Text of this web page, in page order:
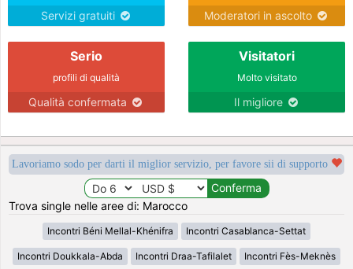
Servizi gratuiti Moderatori in ascolto
Serio
profili di qualità
Qualità confermata
Visitatori
Molto visitato
Il migliore
Lavoriamo sodo per darti il miglior servizio, per favore sii di supporto
Trova single nelle aree di: Marocco
Incontri Béni Mellal-Khénifra Incontri Casablanca-Settat
Incontri Doukkala-Abda Incontri Draa-Tafilalet Incontri Fès-Meknès